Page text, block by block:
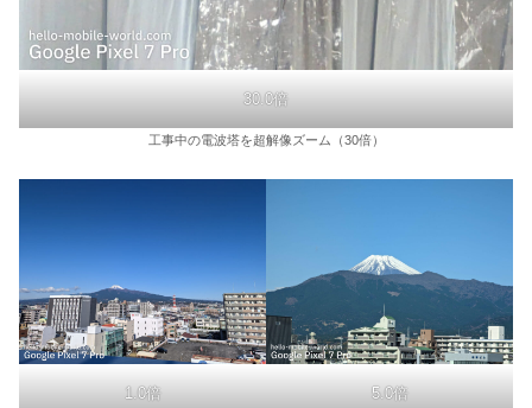
30.0倍
工事中の電波塔を超解像ズーム（30倍）
1.0倍 5.0倍